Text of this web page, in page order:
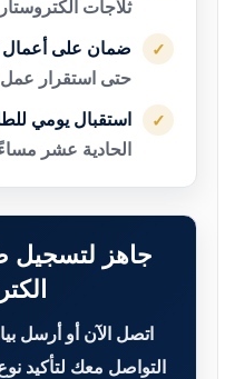
ثلاجات
✓ ضمان على أعمال
حتى استقرار عمل
✓ استقبال يومي
الحادية عشر
جاهز لتسجيل
اتصل الآن أو أرسل
التواصل معك لتأكيد